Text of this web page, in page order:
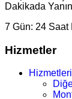
Dakikada
7 Gün: 24 Saat
Hizmetler